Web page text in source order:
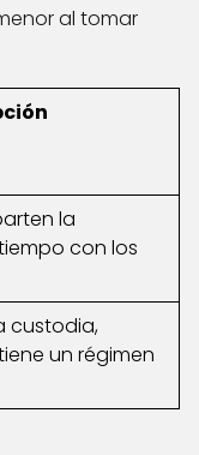
al tomar
la
con los
custodia,
un régimen